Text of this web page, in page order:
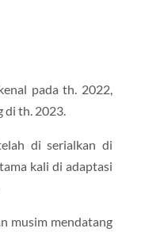
pada th. 2022,
di th. 2023.
di serialkan di
kali di adaptasi
musim mendatang